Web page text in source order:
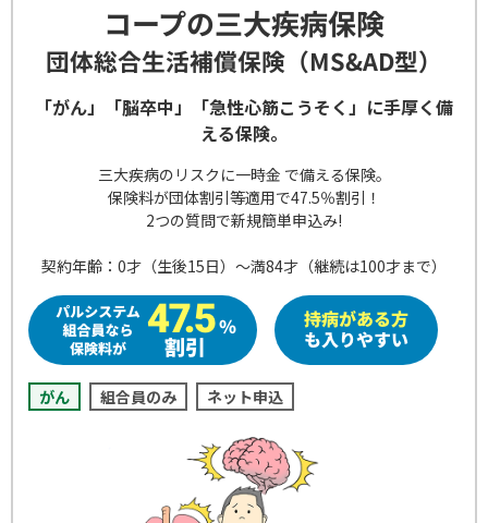
コープの三大疾病保険
団体総合生活補償保険（MS&AD型）
「がん」「脳卒中」「急性心筋こうそく」に手厚く備
える保険。
三大疾病のリスクに一時金 で備える保険。
保険料が団体割引等適用で47.5％割引！
2つの質問で新規簡単申込み!
契約年齢：0才（生後15日）～満84才（継続は100才まで）
がん 組合員のみ ネット申込